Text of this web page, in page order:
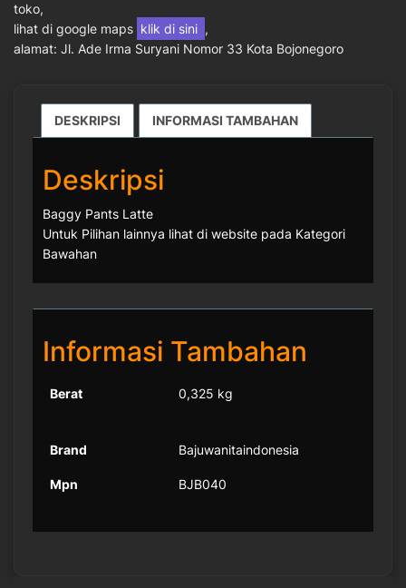
toko,
lihat di google maps klik di sini ,
alamat: Jl. Ade Irma Suryani Nomor 33 Kota Bojonegoro
DESKRIPSI INFORMASI TAMBAHAN
Deskripsi
Baggy Pants Latte
Untuk Pilihan lainnya lihat di website pada Kategori
Bawahan
Informasi Tambahan
Berat 0,325 kg
Brand Bajuwanitaindonesia
Mpn BJB040